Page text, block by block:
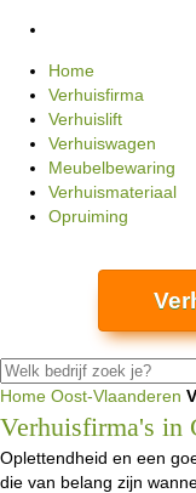
Home
Verhuisfirma
Verhuislift
Verhuiswagen
Meubelbewaring
Verhuismateriaal
Opruiming
Home Oost-Vlaanderen
Verhuisfirma's in
Oplettendheid en een
die van belang zijn